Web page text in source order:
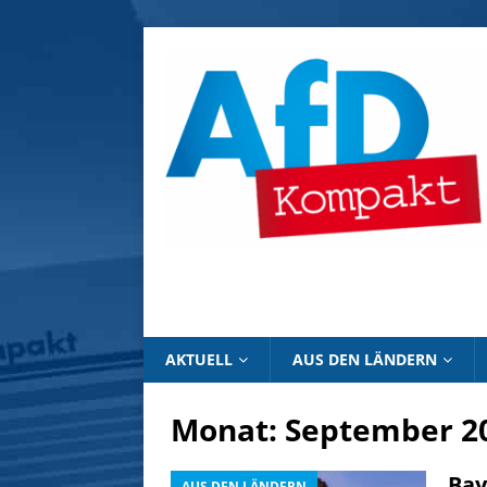
AKTUELL AUS DEN LÄNDERN
Monat: September